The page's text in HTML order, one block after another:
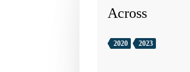
Across
2020 2023